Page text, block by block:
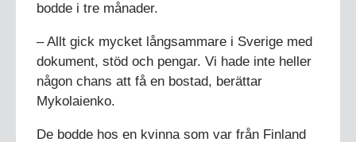
bodde i tre månader.
– Allt gick mycket långsammare i Sverige med
dokument, stöd och pengar. Vi hade inte heller
någon chans att få en bostad, berättar
Mykolaienko.
De bodde hos en kvinna som var från Finland